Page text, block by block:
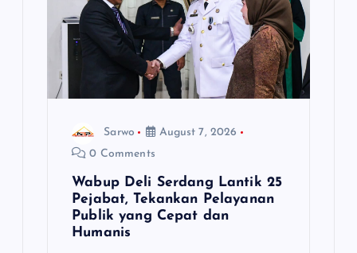
Sarwo
August 7, 2026
0 Comments
Wabup Deli Serdang Lantik 25
Pejabat, Tekankan Pelayanan
Publik yang Cepat dan
Humanis